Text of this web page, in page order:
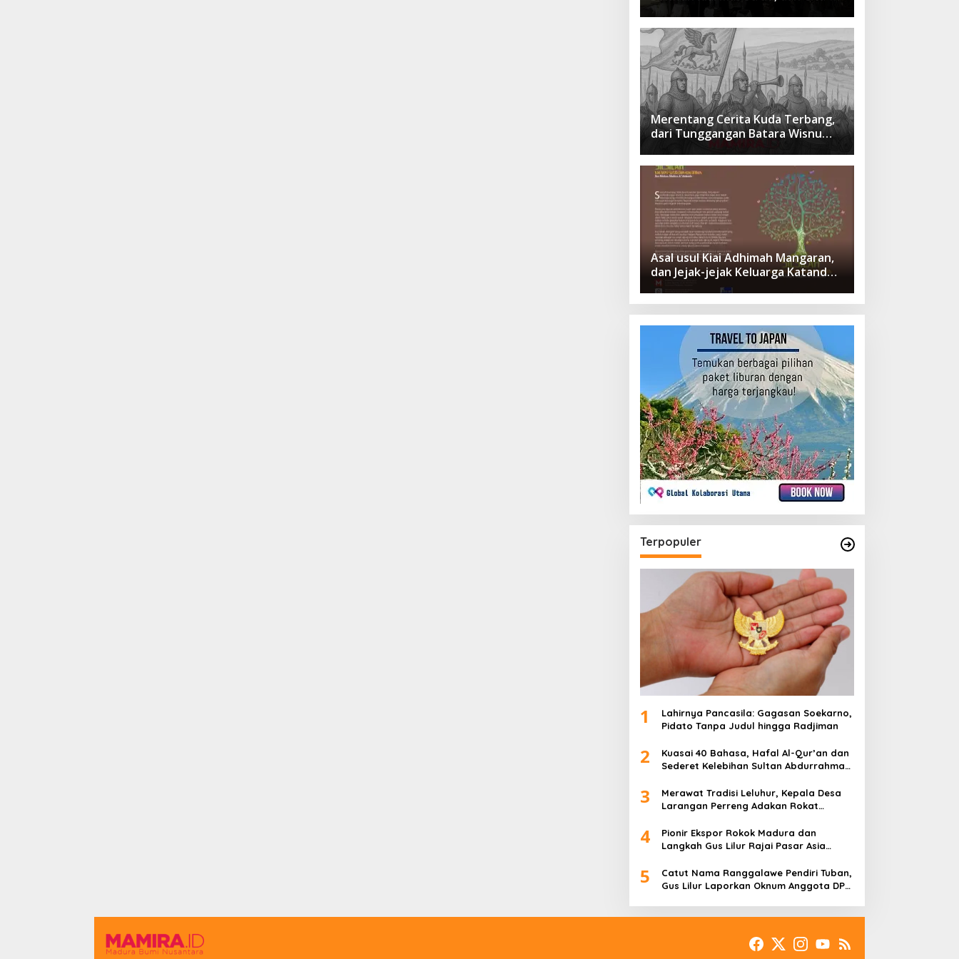
cita Besar Sang Penerus
Menusantara dan Mendunia
Merentang Cerita Kuda Terbang,
dari Tunggangan Batara Wisnu
Hingga Simbol Ketangguhan Para
Kesatria
Asal usul Kiai Adhimah Mangaran,
dan Jejak-jejak Keluarga Katandur
di Situbondo
Terpopuler
1
Lahirnya Pancasila: Gagasan Soekarno,
Pidato Tanpa Judul hingga Radjiman
2
Kuasai 40 Bahasa, Hafal Al-Qur’an dan
Sederet Kelebihan Sultan Abdurrahman
3
Merawat Tradisi Leluhur, Kepala Desa
Larangan Perreng Adakan Rokat
4
Pionir Ekspor Rokok Madura dan
Langkah Gus Lilur Rajai Pasar Asia
5
Catut Nama Ranggalawe Pendiri Tuban,
Gus Lilur Laporkan Oknum Anggota DPR